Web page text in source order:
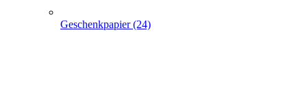
Geschenkpapier (24)